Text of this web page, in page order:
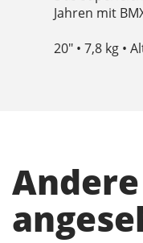
Jahren mit
20″ • 7,8 kg •